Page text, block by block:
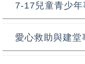
7-17兒童青少年
愛心救助與建堂